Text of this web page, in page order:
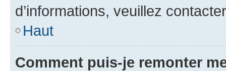
d’informations, veuillez
Haut
Comment puis-je remonter